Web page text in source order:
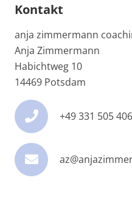
Kontakt
anja zimmermann
Anja Zimmermann
Habichtweg 10
14469 Potsdam
+49 331 505